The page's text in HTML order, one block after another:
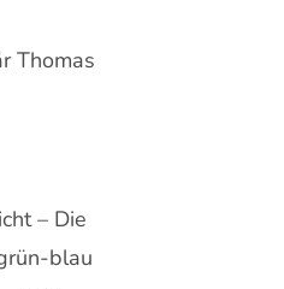
Thomas
– Die
blau